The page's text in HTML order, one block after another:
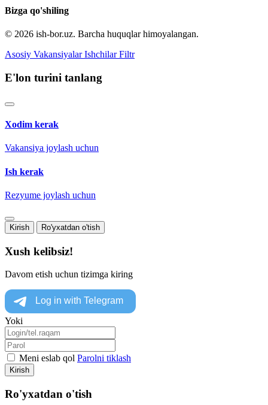
Bizga qo'shiling
© 2026 ish-bor.uz. Barcha huquqlar himoyalangan.
Asosiy Vakansiyalar Ishchilar Filtr
E'lon turini tanlang
Xodim kerak
Vakansiya joylash uchun
Ish kerak
Rezyume joylash uchun
Kirish Ro'yxatdan o'tish
Xush kelibsiz!
Davom etish uchun tizimga kiring
Yoki
Meni eslab qol Parolni tiklash
Kirish
Ro'yxatdan o'tish